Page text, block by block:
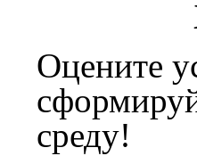
Оцените
среду!